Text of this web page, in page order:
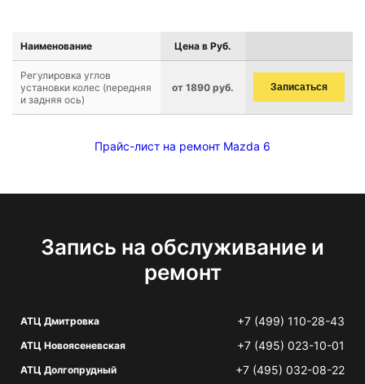
Наименование Цена в Руб.
Регулировка углов
установки колес (передняя
и задняя ось)
от 1890 руб. Записаться
Прайс-лист на ремонт Mazda 6
Запись на обслуживание и
ремонт
АТЦ Дмитровка +7 (499) 110-28-43
АТЦ Новоясеневская +7 (495) 023-10-01
АТЦ Долгопрудный +7 (495) 032-08-22